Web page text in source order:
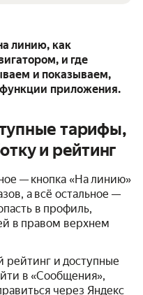
линию, как
и где
и показываем,
приложения.
тарифы,
и рейтинг
— кнопка «На линию»
а всё остальное —
в профиль,
в правом верхнем
рейтинг и доступные
в «Сообщения»,
через Яндекс